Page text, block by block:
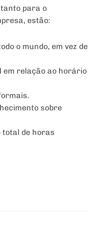
para o
estão:
o mundo, em vez de
em relação ao horário
sobre
total de horas